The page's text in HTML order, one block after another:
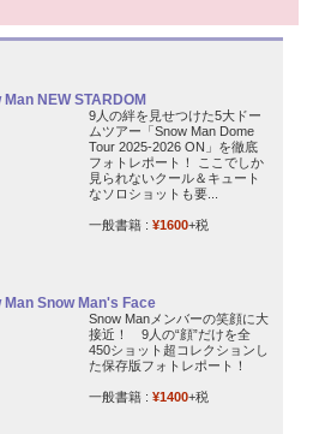
Man NEW STARDOM
9人の絆を見せつけた5大ドー
ムツアー「Snow Man Dome
Tour 2025-2026 ON」を徹底
フォトレポート！ ここでしか
見られないクール＆キュート
なソロショットも要...
一般書籍 : ¥1600+税
Man Snow Man's Face
Snow Manメンバーの笑顔に大
接近！ 9人の“顔”だけを全
450ショット超コレクションし
た保存版フォトレポート！
一般書籍 : ¥1400+税